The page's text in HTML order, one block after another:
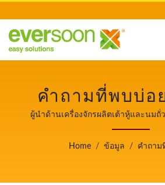
คำถามที่พบบ่อ
ผู้นำด้านเครื่องจักรผลิตเต้าหู้และนมถั่
สำคัญสูงสุดกับความปลอดภัยข
Home / ข้อมูล / คำถาม